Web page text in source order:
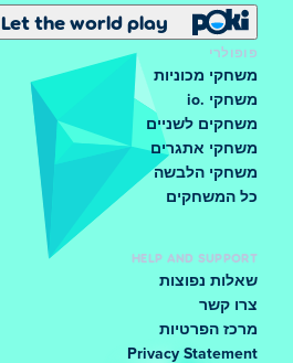
Let the world play
פופולרי
משחקי מכוניות
משחקי .io
משחקים לשניים
משחקי אתגרים
משחקי הלבשה
כל המשחקים
HELP AND SUPPORT
שאלות נפוצות
צרו קשר
מרכז הפרטיות
Privacy Statement